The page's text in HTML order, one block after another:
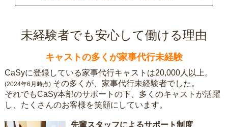
未経験者でも安心して働ける理由
キャストの多くが家事代行未経験
CaSyに登録している家事代行キャストは20,000人以上。
(2024年6月時点) その多くが、家事代行未経験者でした。
それでもCaSy本部のサポートの下、多くのキャストが活躍
し、たくさんのお客様を笑顔にしています。
先輩スタッフによるサポート制度